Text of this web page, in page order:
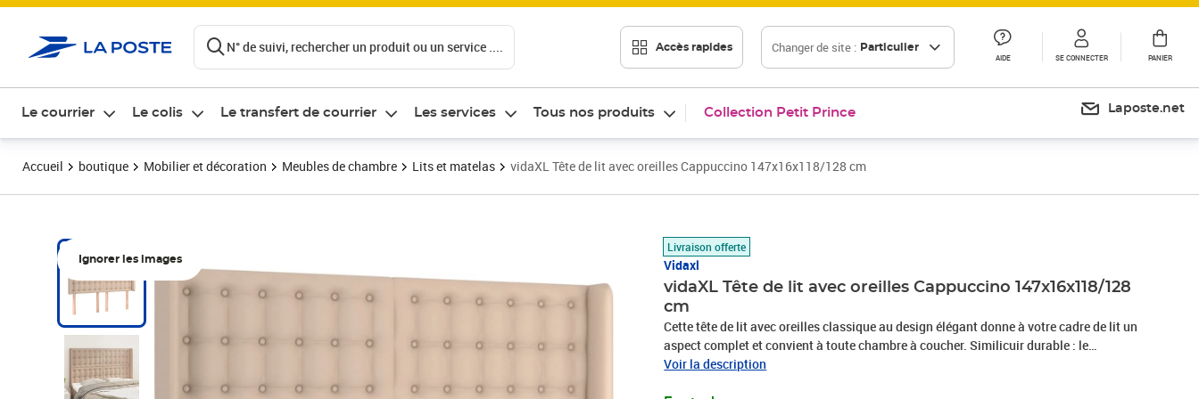
N° de suivi, rechercher un produit ou un service .... Accès rapides Changer de site : Particulier
AIDE SE CONNECTER PANIER
Le courrier Le colis Le transfert de courrier Les services Tous nos produits Collection Petit Prince Laposte.net
Accueil boutique Mobilier et décoration Meubles de chambre Lits et matelas vidaXL Tête de lit avec oreilles Cappuccino 147x16x118/128 cm
Ignorer les images
Livraison offerte
Vidaxl
vidaXL Tête de lit avec oreilles Cappuccino 147x16x118/128
cm
Cette tête de lit avec oreilles classique au design élégant donne à votre cadre de lit un
aspect complet et convient à toute chambre à coucher. Similicuir durable : le
similicuir de qualité supérieure est un matériau très durable. Il est résistant aux
Voir la description
Prix 151,25€